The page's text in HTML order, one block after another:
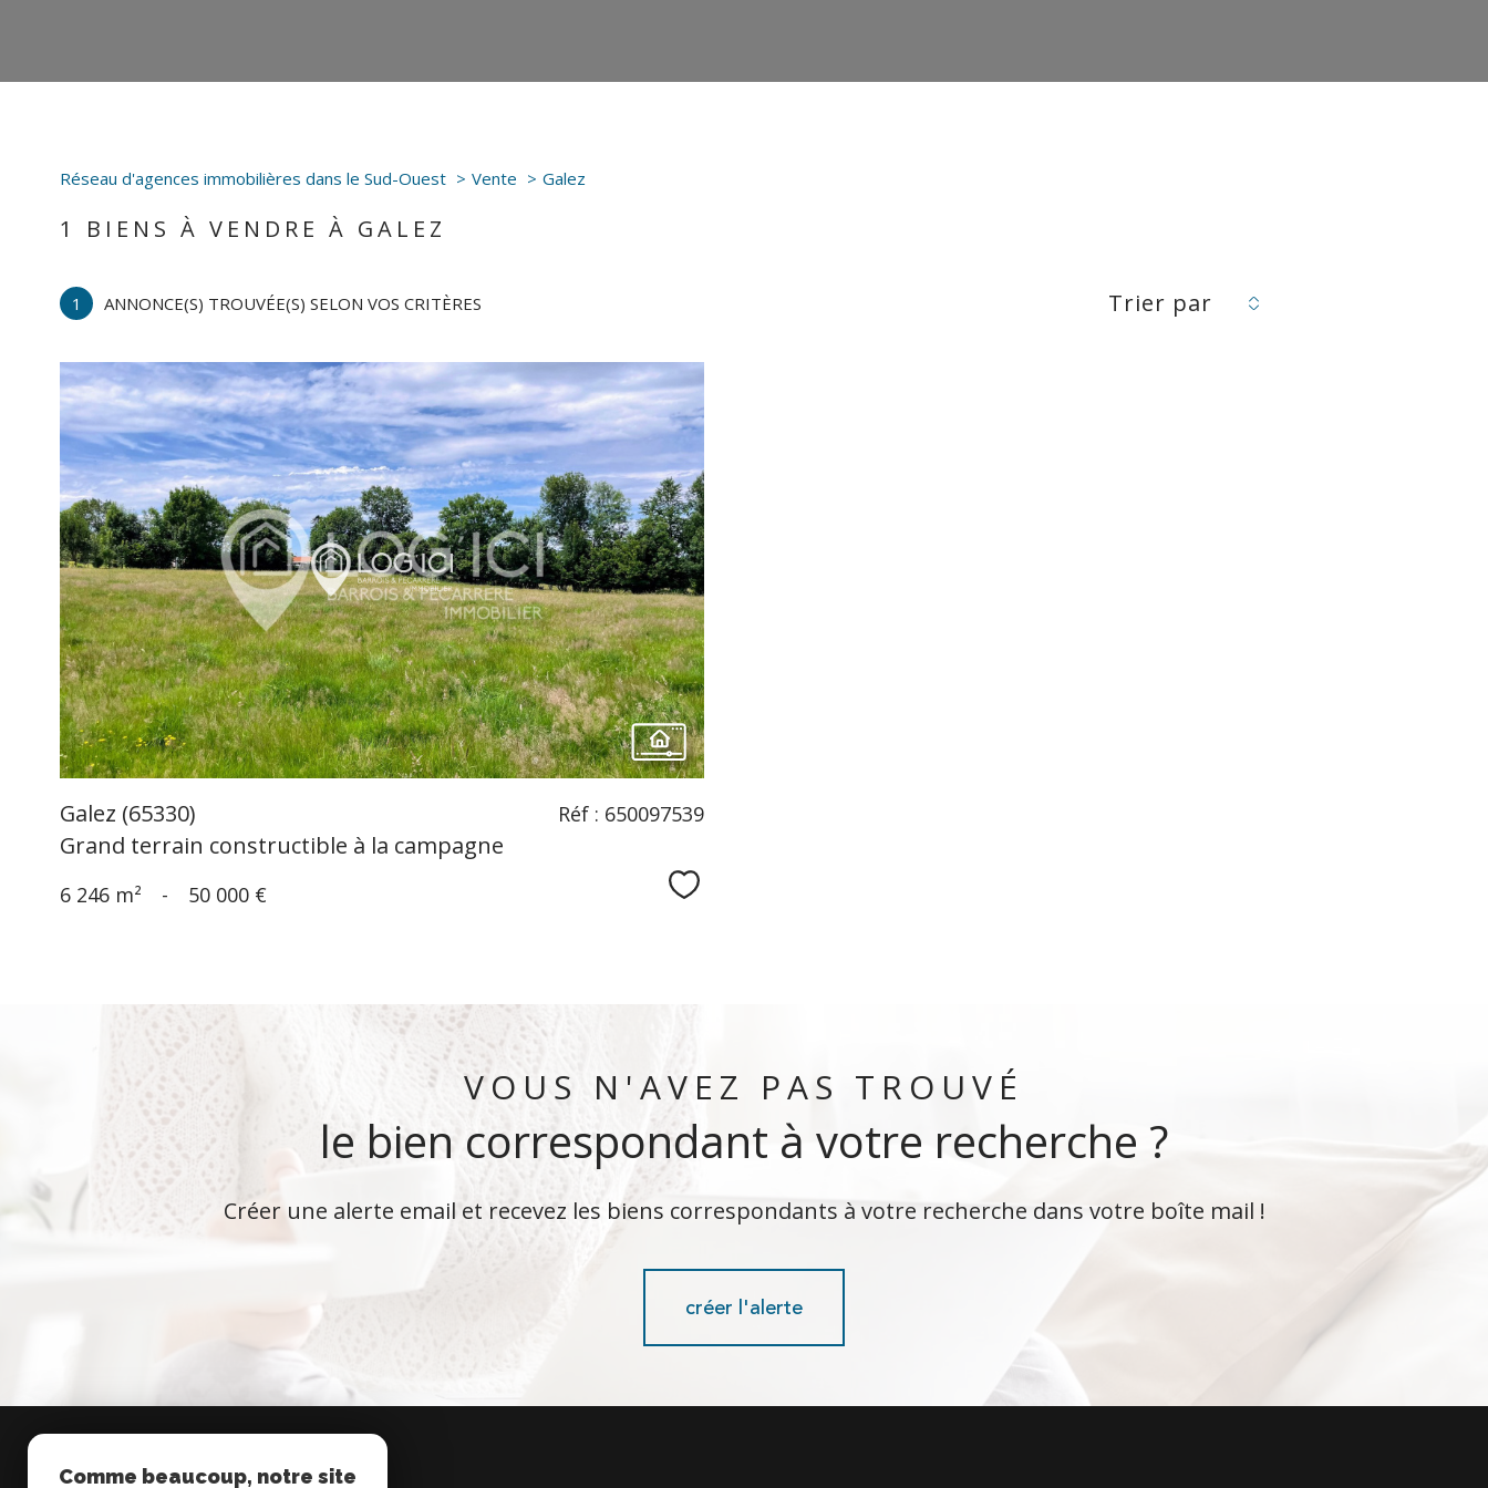
Réseau d'agences immobilières dans le Sud-Ouest Vente Galez
1 BIENS À VENDRE À GALEZ
1 ANNONCE(S) TROUVÉE(S) SELON VOS CRITÈRES Trier par
voir le
bien
Galez (65330)
Grand terrain constructible à la campagne
Réf : 650097539
6 246 m² - 50 000 € Sélectionner
VOUS N'AVEZ PAS TROUVÉ
le bien correspondant à votre recherche ?
Créer une alerte email et recevez les biens correspondants à votre recherche dans votre boîte mail !
créer l'alerte
Comme beaucoup, notre site